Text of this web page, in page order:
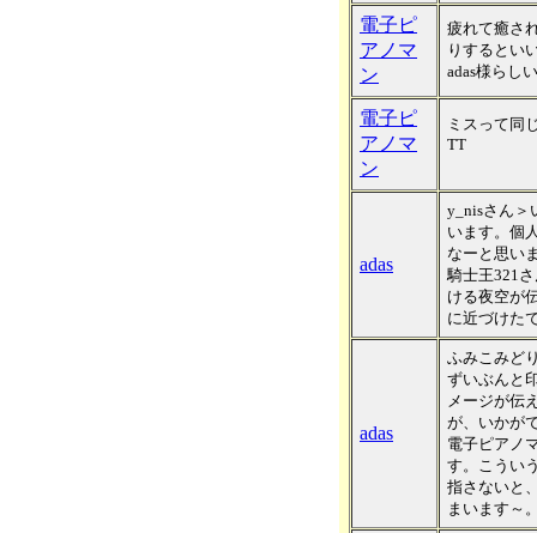
電子ピ
アノマ
ン
疲れて癒さ
りするとい
adas様らし
電子ピ
アノマ
ン
ミスって同
TT
adas
y_nisさん＞
います。個
なーと思い
騎士王321
ける夜空が
に近づけた
adas
ふみこみど
ずいぶんと
メージが伝
が、いかが
電子ピアノ
す。こうい
指さないと
まいます～